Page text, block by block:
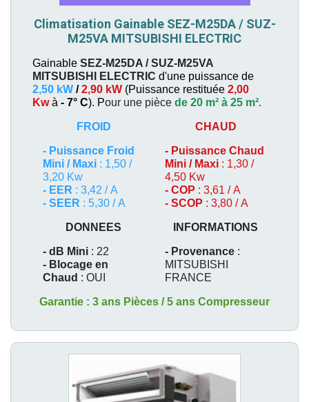
Climatisation Gainable SEZ-M25DA / SUZ-
M25VA MITSUBISHI ELECTRIC
Gainable SEZ-M25DA / SUZ-M25VA
MITSUBISHI ELECTRIC d'une puissance de
2,50 kW /2,90 kW (Puissance restituée 2,00
Kwà - 7° C). Pour une pièce de 20 m² à 25 m².
FROID
- Puissance Froid
Mini / Maxi : 1,50 /
3,20 Kw
- EER : 3,42 / A
- SEER : 5,30 / A
CHAUD
- Puissance Chaud
Mini / Maxi : 1,30 /
4,50 Kw
- COP : 3,61 / A
- SCOP : 3,80 / A
DONNEES
- dB Mini : 22
- Blocage en
Chaud : OUI
INFORMATIONS
- Provenance :
MITSUBISHI
FRANCE
Garantie : 3 ans Pièces / 5 ans Compresseur